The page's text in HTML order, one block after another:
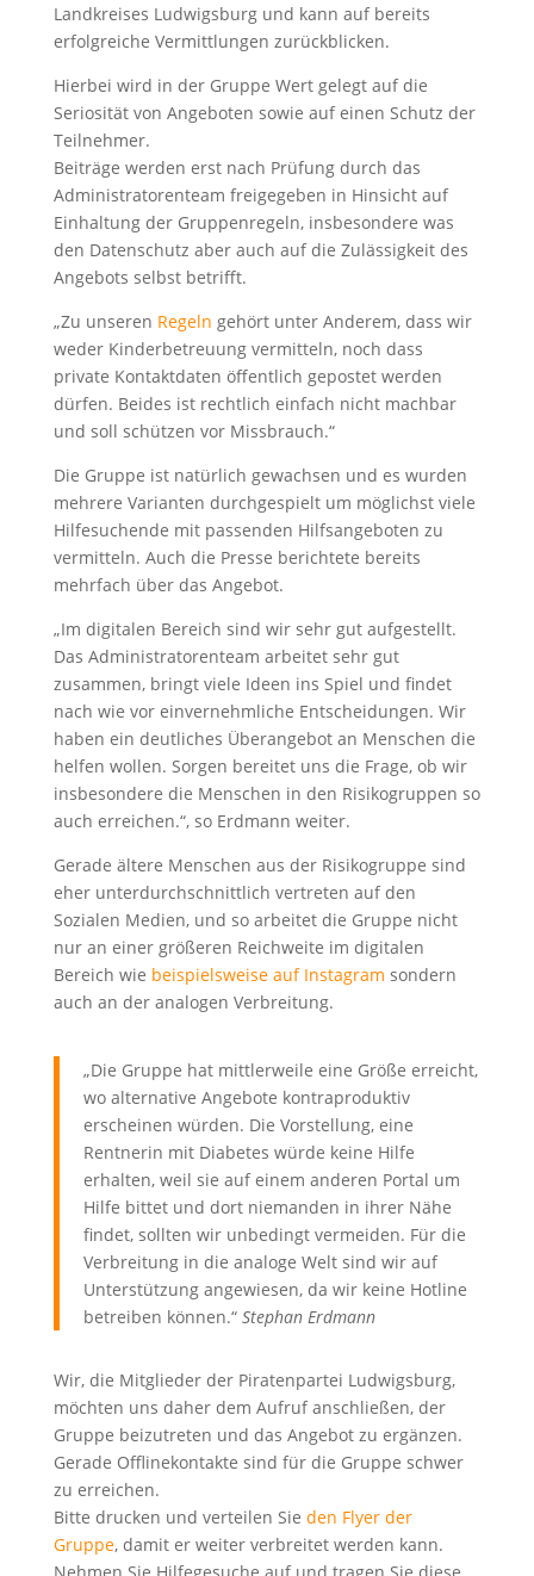
Landkreises Ludwigsburg und kann auf bereits
erfolgreiche Vermittlungen zurückblicken.
Hierbei wird in der Gruppe Wert gelegt auf die
Seriosität von Angeboten sowie auf einen Schutz der
Teilnehmer.
Beiträge werden erst nach Prüfung durch das
Administratorenteam freigegeben in Hinsicht auf
Einhaltung der Gruppenregeln, insbesondere was
den Datenschutz aber auch auf die Zulässigkeit des
Angebots selbst betrifft.
„Zu unseren Regeln gehört unter Anderem, dass wir
weder Kinderbetreuung vermitteln, noch dass
private Kontaktdaten öffentlich gepostet werden
dürfen. Beides ist rechtlich einfach nicht machbar
und soll schützen vor Missbrauch.“
Die Gruppe ist natürlich gewachsen und es wurden
mehrere Varianten durchgespielt um möglichst viele
Hilfesuchende mit passenden Hilfsangeboten zu
vermitteln. Auch die Presse berichtete bereits
mehrfach über das Angebot.
„Im digitalen Bereich sind wir sehr gut aufgestellt.
Das Administratorenteam arbeitet sehr gut
zusammen, bringt viele Ideen ins Spiel und findet
nach wie vor einvernehmliche Entscheidungen. Wir
haben ein deutliches Überangebot an Menschen die
helfen wollen. Sorgen bereitet uns die Frage, ob wir
insbesondere die Menschen in den Risikogruppen so
auch erreichen.“, so Erdmann weiter.
Gerade ältere Menschen aus der Risikogruppe sind
eher unterdurchschnittlich vertreten auf den
Sozialen Medien, und so arbeitet die Gruppe nicht
nur an einer größeren Reichweite im digitalen
Bereich wie beispielsweise auf Instagram sondern
auch an der analogen Verbreitung.
„Die Gruppe hat mittlerweile eine Größe erreicht,
wo alternative Angebote kontraproduktiv
erscheinen würden. Die Vorstellung, eine
Rentnerin mit Diabetes würde keine Hilfe
erhalten, weil sie auf einem anderen Portal um
Hilfe bittet und dort niemanden in ihrer Nähe
findet, sollten wir unbedingt vermeiden. Für die
Verbreitung in die analoge Welt sind wir auf
Unterstützung angewiesen, da wir keine Hotline
betreiben können.“ Stephan Erdmann
Wir, die Mitglieder der Piratenpartei Ludwigsburg,
möchten uns daher dem Aufruf anschließen, der
Gruppe beizutreten und das Angebot zu ergänzen.
Gerade Offlinekontakte sind für die Gruppe schwer
zu erreichen.
Bitte drucken und verteilen Sie den Flyer der
Gruppe, damit er weiter verbreitet werden kann.
Nehmen Sie Hilfegesuche auf und tragen Sie diese